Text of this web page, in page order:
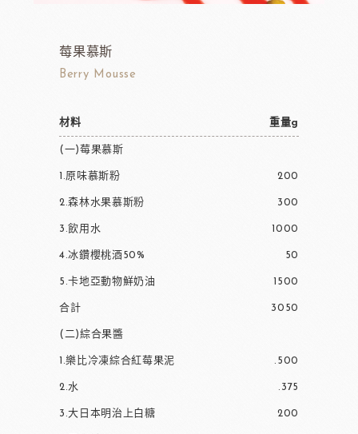
莓果慕斯
Berry Mousse
材料 重量g
(一)莓果慕斯
1.原味慕斯粉 200
2.森林水果慕斯粉 300
3.飲用水 1000
4.冰鑽櫻桃酒50% 50
5.卡地亞動物鮮奶油 1500
合計 3050
(二)綜合果醬
1.樂比冷凍綜合紅莓果泥 .500
2.水 .375
3.大日本明治上白糖 200